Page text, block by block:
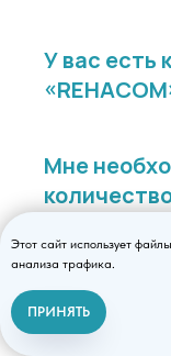
У вас есть
Мне
Вы
Этот сайт использует
анализа трафика.
ПРИНЯТЬ